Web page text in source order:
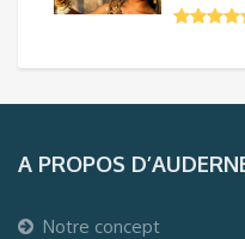
A PROPOS
Notre concept